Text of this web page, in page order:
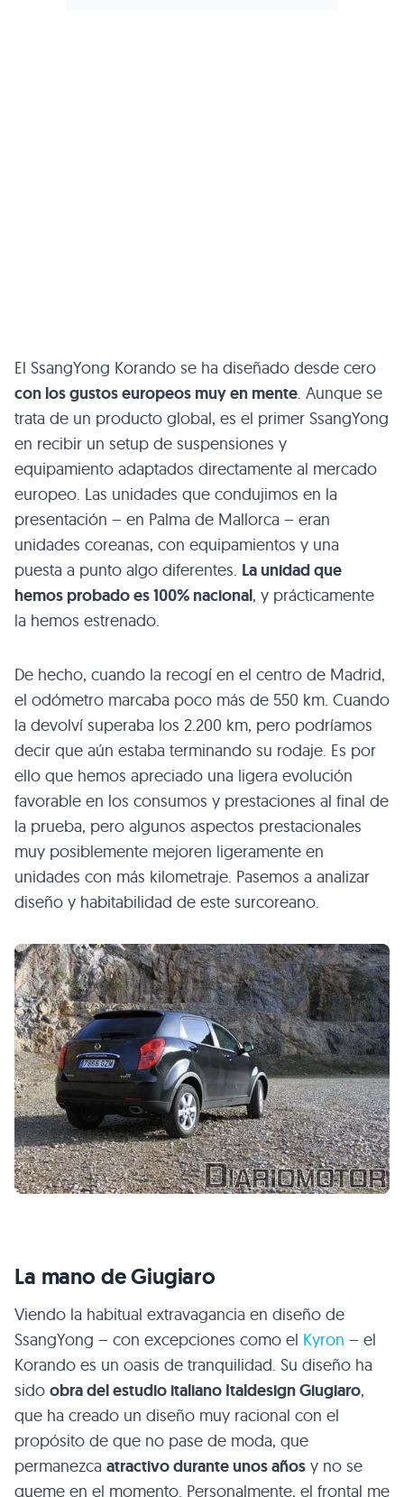
El SsangYong Korando se ha diseñado desde cero
con los gustos europeos muy en mente. Aunque se
trata de un producto global, es el primer SsangYong
en recibir un setup de suspensiones y
equipamiento adaptados directamente al mercado
europeo. Las unidades que condujimos en la
presentación – en Palma de Mallorca – eran
unidades coreanas, con equipamientos y una
puesta a punto algo diferentes. La unidad que
hemos probado es 100% nacional, y prácticamente
la hemos estrenado.
De hecho, cuando la recogí en el centro de Madrid,
el odómetro marcaba poco más de 550 km. Cuando
la devolví superaba los 2.200 km, pero podríamos
decir que aún estaba terminando su rodaje. Es por
ello que hemos apreciado una ligera evolución
favorable en los consumos y prestaciones al final de
la prueba, pero algunos aspectos prestacionales
muy posiblemente mejoren ligeramente en
unidades con más kilometraje. Pasemos a analizar
diseño y habitabilidad de este surcoreano.
La mano de Giugiaro
Viendo la habitual extravagancia en diseño de
SsangYong – con excepciones como el Kyron – el
Korando es un oasis de tranquilidad. Su diseño ha
sido obra del estudio italiano Italdesign Giugiaro,
que ha creado un diseño muy racional con el
propósito de que no pase de moda, que
permanezca atractivo durante unos años y no se
queme en el momento. Personalmente, el frontal me